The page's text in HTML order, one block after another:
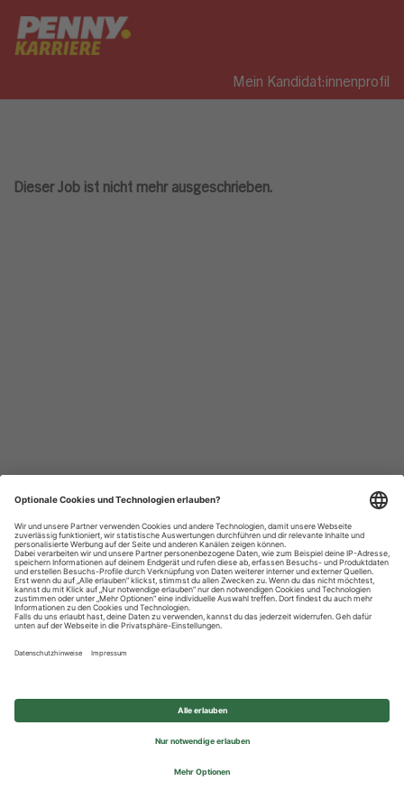
Mein Kandidat:innenprofil
Dieser Job ist nicht mehr ausgeschrieben.
Datenschutzhinweise
Impressum
Privatsphäre-Einstellungen
© 2026 REWE Group - All rights reserved